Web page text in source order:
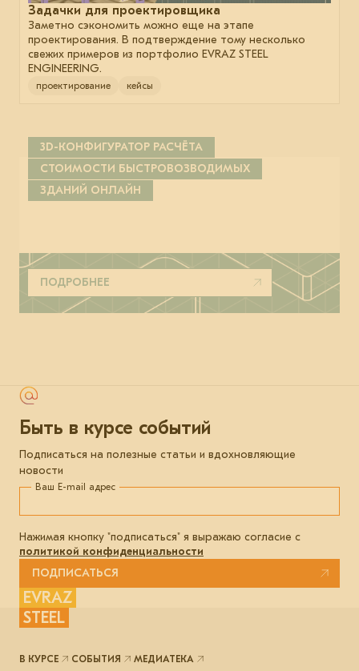
Задачки для проектировщика
Заметно сэкономить можно еще на этапе
проектирования. В подтверждение тому несколько
свежих примеров из портфолио EVRAZ STEEL
ENGINEERING.
проектирование кейсы
3D-КОНФИГУРАТОР РАСЧЁТА
СТОИМОСТИ БЫСТРОВОЗВОДИМЫХ
ЗДАНИЙ ОНЛАЙН
ПОДРОБНЕЕ
Быть в курсе событий
Подписаться на полезные статьи и вдохновляющие
новости
Ваш E-mail адрес
Нажимая кнопку "подписаться" я выражаю согласие с
политикой конфиденциальности
ПОДПИСАТЬСЯ
EVRAZ
STEEL
В КУРСЕ СОБЫТИЯ МЕДИАТЕКА